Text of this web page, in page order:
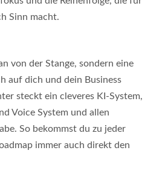
Sinn macht.
von der Stange, sondern eine
auf dich und dein Business
steckt ein cleveres KI-System,
Voice System und allen
So bekommst du zu jeder
immer auch direkt den